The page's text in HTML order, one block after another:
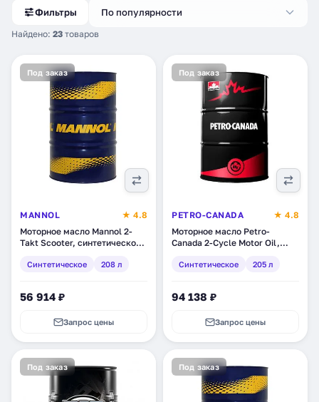
Фильтры
Найдено: 23 товаров
По популярности
Под заказ
MANNOL
★ 4.8
Моторное масло Mannol 2-
Takt Scooter, синтетическое,
Синтетическое 208 л
56 914 ₽
Запрос цены
Под заказ
PETRO-CANADA
★ 4.8
Моторное масло Petro-
Canada 2-Cycle Motor Oil,
(TWOCYCDRM)
Синтетическое 205 л
94 138 ₽
Запрос цены
Под заказ Под заказ